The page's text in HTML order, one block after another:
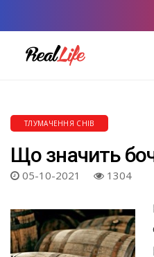
ТЛУМАЧЕННЯ СНІВ
Що значить
05-10-2021 1304